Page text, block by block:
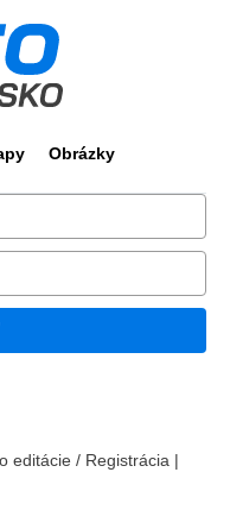
Obrázky
editácie / Registrácia |